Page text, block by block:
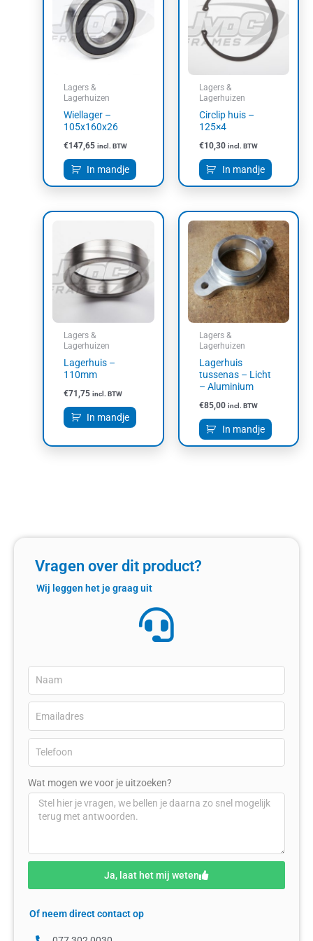
Lagers &
Lagerhuizen
Wiellager –
105x160x26
€147,65 incl. BTW
In mandje
Lagers &
Lagerhuizen
Circlip huis –
125×4
€10,30 incl. BTW
In mandje
Lagers &
Lagerhuizen
Lagerhuis –
110mm
€71,75 incl. BTW
In mandje
Lagers &
Lagerhuizen
Lagerhuis
tussenas – Licht
– Aluminium
€85,00 incl. BTW
In mandje
Vragen over dit product?
Wij leggen het je graag uit
Wat mogen we voor je uitzoeken?
Ja, laat het mij weten
Of neem direct contact op